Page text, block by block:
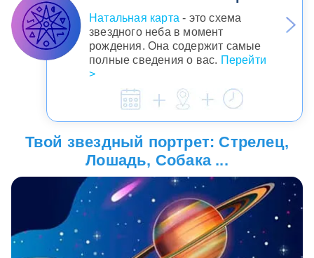
Натальная карта - это схема
звездного неба в момент
рождения. Она содержит самые
полные сведения о вас. Перейти
>
Твой звездный портрет: Стрелец,
Лошадь, Собака ...